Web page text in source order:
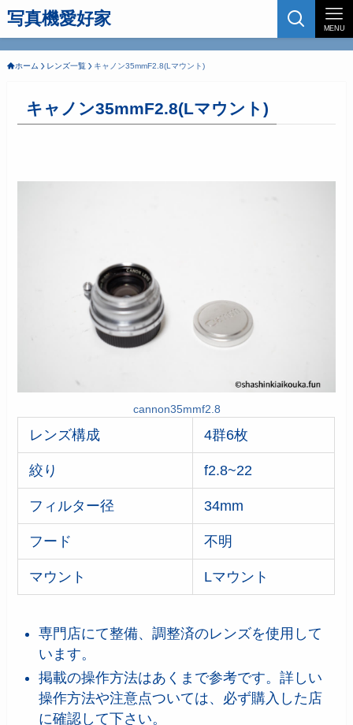
写真機愛好家 MENU
ホーム レンズ一覧 キャノン35mmF2.8(Lマウント)
キャノン35mmF2.8(Lマウント)
cannon35mmf2.8
レンズ構成 4群6枚
絞り f2.8~22
フィルター径 34mm
フード 不明
マウント Lマウント
専門店にて整備、調整済のレンズを使用して
います。
掲載の操作方法はあくまで参考です。詳しい
操作方法や注意点ついては、必ず購入した店
に確認して下さい。